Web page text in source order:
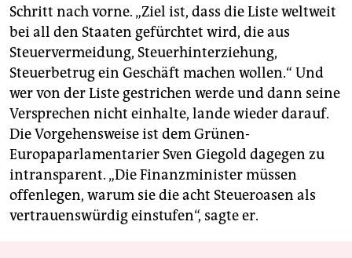
Schritt nach vorne. „Ziel ist, dass die Liste weltweit
bei all den Staaten gefürchtet wird, die aus
Steuervermeidung, Steuerhinterziehung,
Steuerbetrug ein Geschäft machen wollen.“ Und
wer von der Liste gestrichen werde und dann seine
Versprechen nicht einhalte, lande wieder darauf.
Die Vorgehensweise ist dem Grünen-
Europaparlamentarier Sven Giegold dagegen zu
intransparent. „Die Finanzminister müssen
offenlegen, warum sie die acht Steueroasen als
vertrauenswürdig einstufen“, sagte er.